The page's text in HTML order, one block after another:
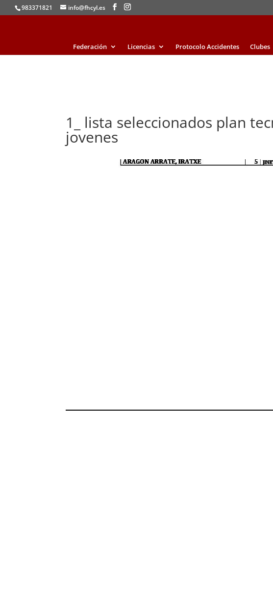
983371821 info@fhcyl.es
Federación Licencias Protocolo Accidentes Clubes
1_ lista seleccionados plan
jovenes